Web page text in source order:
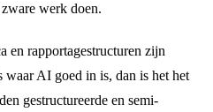
werk doen.
en rapportagestructuren zijn
AI goed in is, dan is het het
gestructureerde en semi-